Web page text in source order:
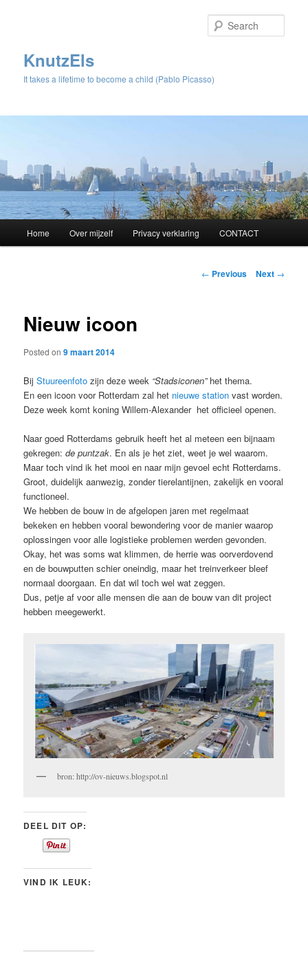
KnutzEls
It takes a lifetime to become a child (Pablo Picasso)
Skip
content
Home Over mijzelf Privacy verklaring CONTACT
Post
← Previous Next →
Nieuw icoon
Posted on9 maart 2014
BijStuureenfoto zijn deze week “Stadsiconen”het thema.
En een icoon voor Rotterdam zal het nieuwe station vast worden.
Deze week komt koning Willem-Alexander het officieel openen.
Naar goed Rotterdams gebruik heeft het al meteen een bijnaam
gekregen:de puntzak. En als je het ziet, weet je wel waarom.
Maar toch vind ik het mooi en naar mijn gevoel echt Rotterdams.
Groot, duidelijk aanwezig, zonder tierelantijnen, zakelijk en vooral
functioneel.
We hebben de bouw in de afgelopen jaren met regelmaat
bekeken en hebben vooral bewondering voor de manier waarop
oplossingen voor alle logistieke problemen werden gevonden.
Okay, het was soms wat klimmen, de herrie was oorverdovend
en de bouwputten schier oneindig, maar het treinverkeer bleef
normaal doorgaan. En dat wil toch wel wat zeggen.
Dus, petje af voor alle mensen die aan de bouw van dit project
hebben meegewerkt.
bron: http://ov-nieuws.blogspot.nl
DEEL DIT OP:
VIND IK LEUK: